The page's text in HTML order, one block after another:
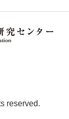
reserved.